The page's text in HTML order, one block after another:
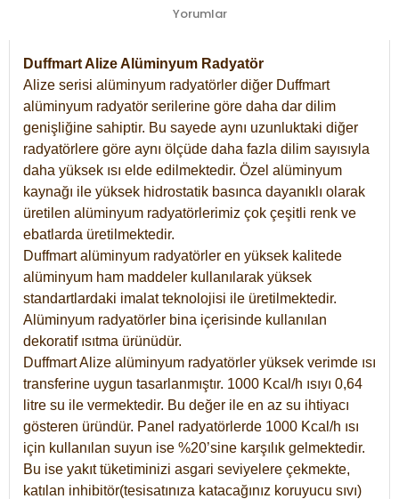
Yorumlar
Duffmart Alize Alüminyum Radyatör
Alize serisi alüminyum radyatörler diğer Duffmart
alüminyum radyatör serilerine göre daha dar dilim
genişliğine sahiptir. Bu sayede aynı uzunluktaki diğer
radyatörlere göre aynı ölçüde daha fazla dilim sayısıyla
daha yüksek ısı elde edilmektedir. Özel alüminyum
kaynağı ile yüksek hidrostatik basınca dayanıklı olarak
üretilen alüminyum radyatörlerimiz çok çeşitli renk ve
ebatlarda üretilmektedir.
Duffmart alüminyum radyatörler en yüksek kalitede
alüminyum ham maddeler kullanılarak yüksek
standartlardaki imalat teknolojisi ile üretilmektedir.
Alüminyum radyatörler bina içerisinde kullanılan
dekoratif ısıtma ürünüdür.
Duffmart Alize alüminyum radyatörler yüksek verimde ısı
transferine uygun tasarlanmıştır. 1000 Kcal/h ısıyı 0,64
litre su ile vermektedir. Bu değer ile en az su ihtiyacı
gösteren üründür. Panel radyatörlerde 1000 Kcal/h ısı
için kullanılan suyun ise %20’sine karşılık gelmektedir.
Bu ise yakıt tüketiminizi asgari seviyelere çekmekte,
katılan inhibitör(tesisatınıza katacağınız koruyucu sıvı)